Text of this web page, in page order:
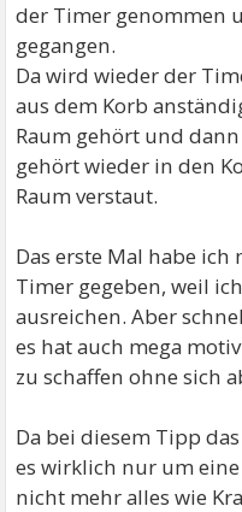
der Timer genommen
gegangen.
Da wird wieder der
aus dem Korb
Raum gehört und
gehört wieder in den
Raum verstaut.
Das erste Mal habe
Timer gegeben, weil
ausreichen. Aber
es hat auch mega
zu schaffen ohne sich
Da bei diesem Tipp
es wirklich nur um
nicht mehr alles wie